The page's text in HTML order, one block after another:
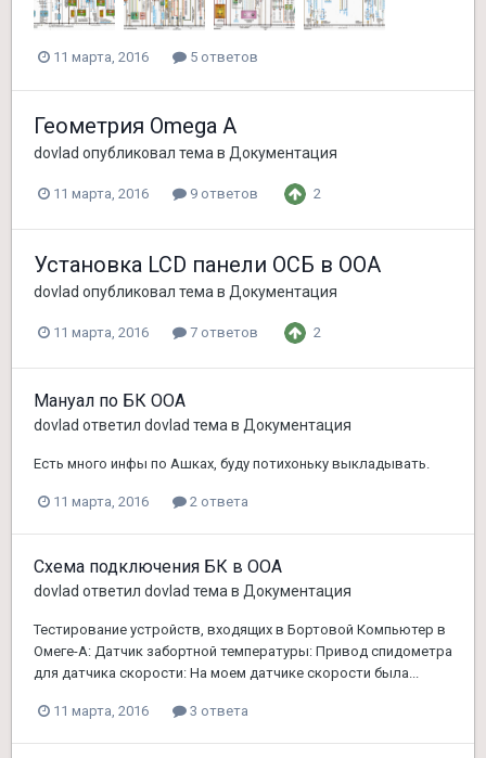
11 марта, 2016 5 ответов
Геометрия Omega A
dovlad опубликовал тема в Документация
11 марта, 2016 9 ответов 2
Установка LCD панели ОСБ в ООА
dovlad опубликовал тема в Документация
11 марта, 2016 7 ответов 2
Мануал по БК ООА
dovlad ответил dovlad тема в Документация
Есть много инфы по Ашках, буду потихоньку выкладывать.
11 марта, 2016 2 ответа
Схема подключения БК в ООА
dovlad ответил dovlad тема в Документация
Тестирование устройств, входящих в Бортовой Компьютер в
Омеге-А: Датчик забортной температуры: Привод спидометра
для датчика скорости: На моем датчике скорости была...
11 марта, 2016 3 ответа